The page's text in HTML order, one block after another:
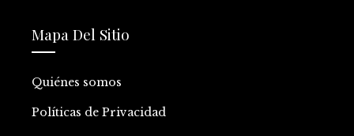
Mapa Del Sitio
Quiénes somos
Políticas de Privacidad